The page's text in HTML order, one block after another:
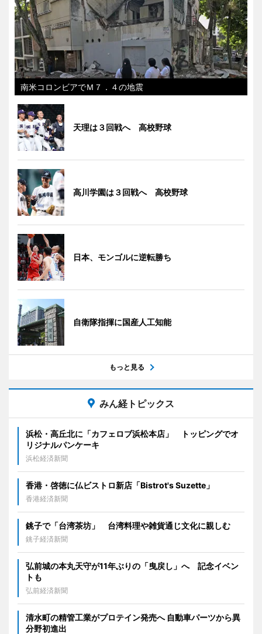
南米コロンビアでＭ７．４の地震
天理は３回戦へ 高校野球
高川学園は３回戦へ 高校野球
日本、モンゴルに逆転勝ち
自衛隊指揮に国産人工知能
もっと見る
みん経トピックス
浜松・高丘北に「カフェロブ浜松本店」 トッピングでオ
リジナルパンケーキ
浜松経済新聞
香港・啓徳に仏ビストロ新店「Bistrot's Suzette」
香港経済新聞
銚子で「台湾茶坊」 台湾料理や雑貨通じ文化に親しむ
銚子経済新聞
弘前城の本丸天守が11年ぶりの「曳戻し」へ 記念イベン
トも
弘前経済新聞
清水町の精管工業がプロテイン発売へ 自動車パーツから異
分野初進出